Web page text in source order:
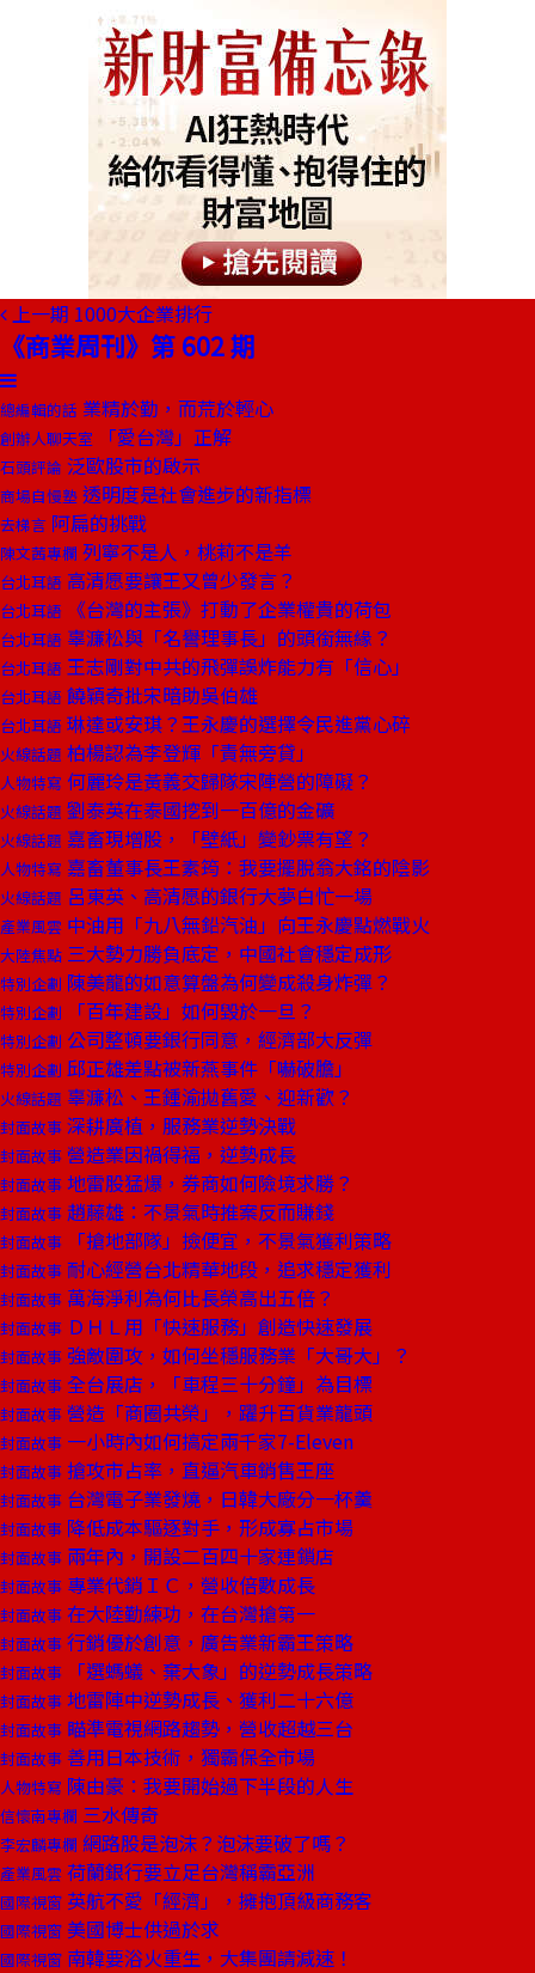
上一期 1000大企業排行
《商業周刊》第 602 期
總編輯的話 業精於勤，而荒於輕心
創辦人聊天室 「愛台灣」正解
石頭評論 泛歐股市的啟示
商場自慢塾 透明度是社會進步的新指標
去梯言 阿扁的挑戰
陳文茜專欄 列寧不是人，桃莉不是羊
台北耳語 高清愿要讓王又曾少發言？
台北耳語 《台灣的主張》打動了企業權貴的荷包
台北耳語 辜濂松與「名譽理事長」的頭銜無緣？
台北耳語 王志剛對中共的飛彈誤炸能力有「信心」
台北耳語 饒穎奇批宋暗助吳伯雄
台北耳語 琳達或安琪？王永慶的選擇令民進黨心碎
火線話題 柏楊認為李登輝「責無旁貸」
人物特寫 何麗玲是黃義交歸隊宋陣營的障礙？
火線話題 劉泰英在泰國挖到一百億的金礦
火線話題 嘉畜現增股，「壁紙」變鈔票有望？
人物特寫 嘉畜董事長王素筠：我要擺脫翁大銘的陰影
火線話題 呂東英、高清愿的銀行大夢白忙一場
產業風雲 中油用「九八無鉛汽油」向王永慶點燃戰火
大陸焦點 三大勢力勝負底定，中國社會穩定成形
特別企劃 陳美龍的如意算盤為何變成殺身炸彈？
特別企劃 「百年建設」如何毀於一旦？
特別企劃 公司整頓要銀行同意，經濟部大反彈
特別企劃 邱正雄差點被新燕事件「嚇破膽」
火線話題 辜濂松、王鍾渝拋舊愛、迎新歡？
封面故事 深耕廣植，服務業逆勢決戰
封面故事 營造業因禍得福，逆勢成長
封面故事 地雷股猛爆，券商如何險境求勝？
封面故事 趙藤雄：不景氣時推案反而賺錢
封面故事 「搶地部隊」撿便宜，不景氣獲利策略
封面故事 耐心經營台北精華地段，追求穩定獲利
封面故事 萬海淨利為何比長榮高出五倍？
封面故事 ＤＨＬ用「快速服務」創造快速發展
封面故事 強敵圍攻，如何坐穩服務業「大哥大」？
封面故事 全台展店，「車程三十分鐘」為目標
封面故事 營造「商圈共榮」，躍升百貨業龍頭
封面故事 一小時內如何搞定兩千家7-Eleven
封面故事 搶攻市占率，直逼汽車銷售王座
封面故事 台灣電子業發燒，日韓大廠分一杯羹
封面故事 降低成本驅逐對手，形成寡占市場
封面故事 兩年內，開設二百四十家連鎖店
封面故事 專業代銷ＩＣ，營收倍數成長
封面故事 在大陸勤練功，在台灣搶第一
封面故事 行銷優於創意，廣告業新霸王策略
封面故事 「選螞蟻、棄大象」的逆勢成長策略
封面故事 地雷陣中逆勢成長、獲利二十六億
封面故事 瞄準電視網路趨勢，營收超越三台
封面故事 善用日本技術，獨霸保全市場
人物特寫 陳由豪：我要開始過下半段的人生
信懷南專欄 三水傳奇
李宏麟專欄 網路股是泡沫？泡沫要破了嗎？
產業風雲 荷蘭銀行要立足台灣稱霸亞洲
國際視窗 英航不愛「經濟」，擁抱頂級商務客
國際視窗 美國博士供過於求
國際視窗 南韓要浴火重生，大集團請減速！